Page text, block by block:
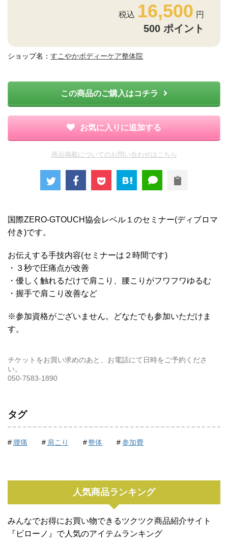
16,500
500 ポイント
ショップ名： すこやかボディーケア整体院
この商品のご購入はコチラ
お気に入りに追加する
商品掲載についてのお問い合わせはこちら
国際ZERO-GTOUCH協会レベル１のセミナー(ディブロマ
付き)です。
お伝えする手技内容(セミナーは２時間です)
・３秒で圧痛点が改善
・優しく触れるだけで肩こり、腰こりがフワフワゆるむ
・握手で肩こり改善など
※参加資格がございません。どなたでも参加いただけま
す。
チケットをお買い求めのあと、お電話にて日時をご予約くださ
い。
050-7583-1890
タグ
腰痛 肩こり 整体 参加費
人気商品ランキング
みんなでお得にお買い物できるツクツク商品紹介サイト
『ビローノ』で人気のアイテムランキング